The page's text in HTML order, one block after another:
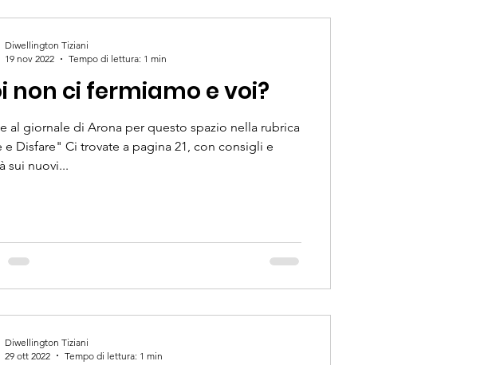
non ci fermiamo e voi?
al giornale di Arona per questo spazio nella rubrica
e Disfare" Ci trovate a pagina 21, con consigli e
sui nuovi...
Diwellington Tiziani
19 nov 2022
Tempo di lettura: 1 min
Diwellington Tiziani
29 ott 2022
Tempo di lettura: 1 min